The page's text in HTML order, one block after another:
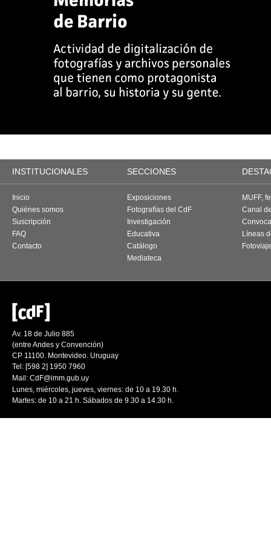
INSTITUCIONALES SECCIONES
Inicio
Quiénes somos
Suscripción
FAQ
Contacto
Exposiciones
Fotografías del CdF
Investigación
Educativa
Catálogo
Mediateca
MUFF,
Canal
Líneas
Av. 18 de Julio 885
(entre Andes y Convención)
CP 11100. Montevideo. Uruguay
Tel: [598 2] 1950 7960
Mail: CdF@imm.gub.uy
Lunes, miércoles, jueves, viernes: de 10 a 19.30 h.
Martes: de 10 a 21 h. Sábados de 9.30 a 14.30 h.